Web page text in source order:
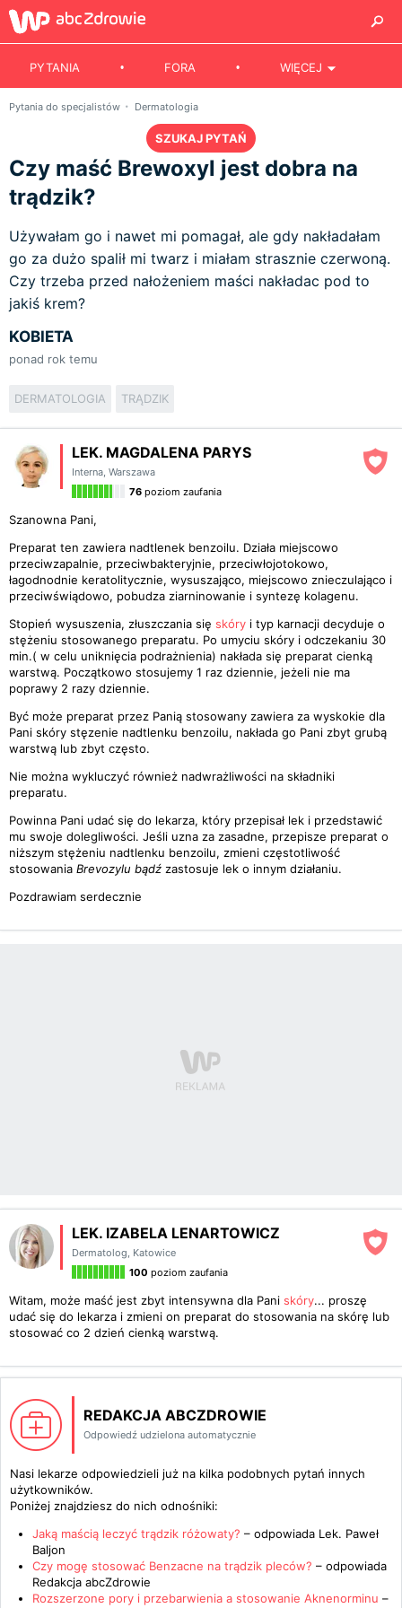
PYTANIA FORA WIĘCEJ
Pytania do specjalistów Dermatologia
SZUKAJ PYTAŃ
Czy maść Brewoxyl jest dobra na
trądzik?
Używałam go i nawet mi pomagał, ale gdy nakładałam
go za dużo spalił mi twarz i miałam strasznie czerwoną.
Czy trzeba przed nałożeniem maści nakładac pod to
jakiś krem?
KOBIETA
ponad rok temu
DERMATOLOGIA TRĄDZIK
LEK. MAGDALENA PARYS
Interna, Warszawa
76 poziom zaufania
Szanowna Pani,
Preparat ten zawiera nadtlenek benzoilu. Działa miejscowo
przeciwzapalnie, przeciwbakteryjnie, przeciwłojotokowo,
łagodnodnie keratolitycznie, wysuszająco, miejscowo znieczulająco i
przeciwświądowo, pobudza ziarninowanie i syntezę kolagenu.
Stopień wysuszenia, złuszczania się skóry i typ karnacji decyduje o
stężeniu stosowanego preparatu. Po umyciu skóry i odczekaniu 30
min.( w celu uniknięcia podrażnienia) nakłada się preparat cienką
warstwą. Początkowo stosujemy 1 raz dziennie, jeżeli nie ma
poprawy 2 razy dziennie.
Być może preparat przez Panią stosowany zawiera za wyskokie dla
Pani skóry stęzenie nadtlenku benzoilu, nakłada go Pani zbyt grubą
warstwą lub zbyt często.
Nie można wykluczyć również nadwrażliwości na składniki
preparatu.
Powinna Pani udać się do lekarza, który przepisał lek i przedstawić
mu swoje dolegliwości. Jeśli uzna za zasadne, przepisze preparat o
niższym stężeniu nadtlenku benzoilu, zmieni częstotliwość
stosowania Brevozylu bądź zastosuje lek o innym działaniu.
Pozdrawiam serdecznie
LEK. IZABELA LENARTOWICZ
Dermatolog, Katowice
100 poziom zaufania
Witam, może maść jest zbyt intensywna dla Pani skóry... proszę
udać się do lekarza i zmieni on preparat do stosowania na skórę lub
stosować co 2 dzień cienką warstwą.
REDAKCJA ABCZDROWIE
Odpowiedź udzielona automatycznie
Nasi lekarze odpowiedzieli już na kilka podobnych pytań innych
użytkowników.
Poniżej znajdziesz do nich odnośniki:
Jaką maścią leczyć trądzik różowaty? – odpowiada Lek. Paweł
Baljon
Czy mogę stosować Benzacne na trądzik pleców? – odpowiada
Redakcja abcZdrowie
Rozszerzone pory i przebarwienia a stosowanie Aknenorminu –